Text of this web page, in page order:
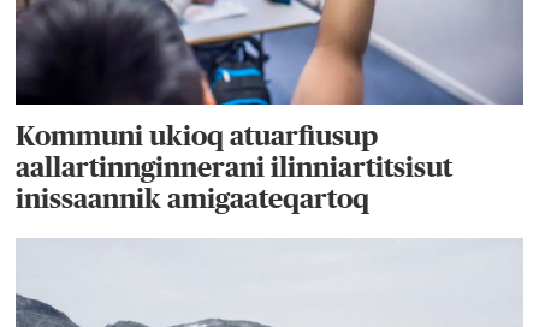
Kommuni ukioq atuarfiusup
aallartinnginnerani ilinniartitsisut
inissaannik amigaateqartoq